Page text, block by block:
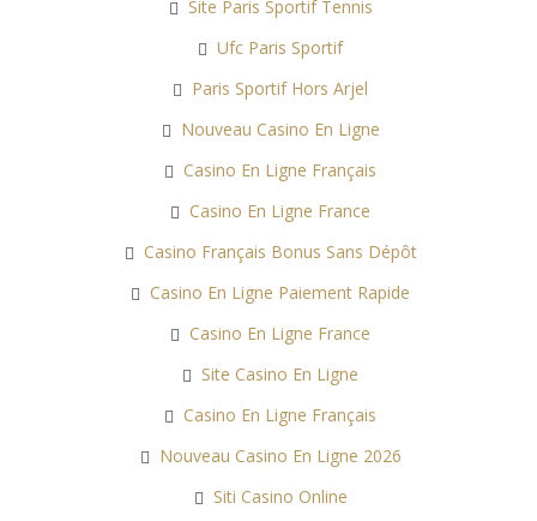
Site Paris Sportif Tennis
Ufc Paris Sportif
Paris Sportif Hors Arjel
Nouveau Casino En Ligne
Casino En Ligne Français
Casino En Ligne France
Casino Français Bonus Sans Dépôt
Casino En Ligne Paiement Rapide
Casino En Ligne France
Site Casino En Ligne
Casino En Ligne Français
Nouveau Casino En Ligne 2026
Siti Casino Online